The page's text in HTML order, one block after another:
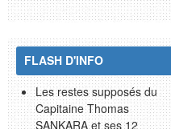
FLASH D'INFO
Les restes supposés du
Capitaine Thomas
SANKARA et ses 12